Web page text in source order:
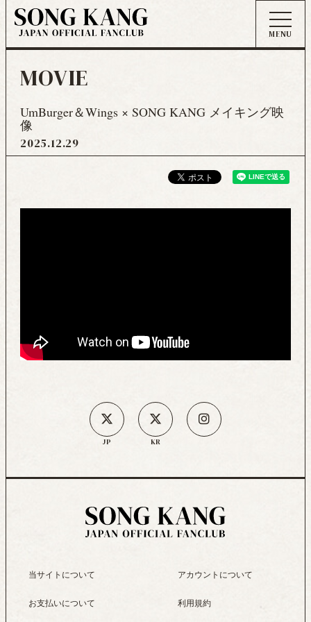
MOVIE
UmBurger＆Wings × SONG KANG メイキング映
像
2025 12 29
JP KR
当サイトについて アカウントについて
お支払いについて 利用規約